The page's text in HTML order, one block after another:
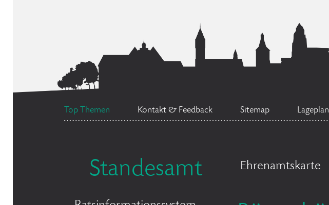
Top Themen Kontakt & Feedback Sitemap Lageplan
Standesamt Ehrenamtskarte